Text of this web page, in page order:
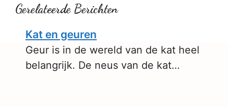
Gerelateerde Berichten
Kat en geuren
Geur is in de wereld van de kat heel
belangrijk. De neus van de kat…